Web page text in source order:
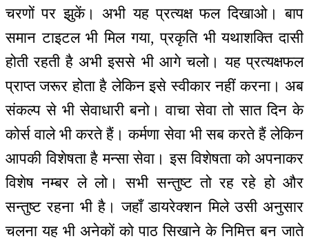
चरणों पर झुकें। अभी यह प्रत्यक्ष फल दिखाओ। बाप
समान टाइटल भी मिल गया, प्रकृति भी यथाशक्ति दासी
होती रहती है अभी इससे भी आगे चलो। यह प्रत्यक्षफल
प्राप्त जरूर होता है लेकिन इसे स्वीकार नहीं करना। अब
संकल्प से भी सेवाधारी बनो। वाचा सेवा तो सात दिन के
कोर्स वाले भी करते हैं। कर्मणा सेवा भी सब करते हैं लेकिन
आपकी विशेषता है मन्सा सेवा। इस विशेषता को अपनाकर
विशेष नम्बर ले लो। सभी सन्तुष्ट तो रह रहे हो और
सन्तुष्ट रहना भी है। जहाँ डायरेक्शन मिले उसी अनुसार
चलना यह भी अनेकों को पाठ सिखाने के निमित्त बन जाते